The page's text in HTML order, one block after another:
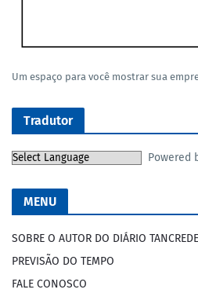
Um espaço para você mostrar sua
Tradutor
Powered
MENU
SOBRE O AUTOR DO DIÁRIO
PREVISÃO DO TEMPO
FALE CONOSCO